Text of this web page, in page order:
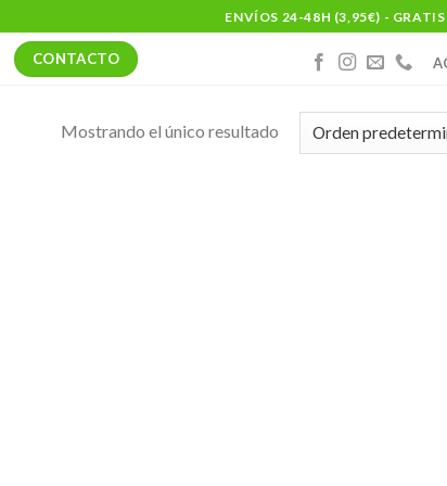
ENVÍOS 24-48H (3,95€) -
CONTACTO
Mostrando el único resultado